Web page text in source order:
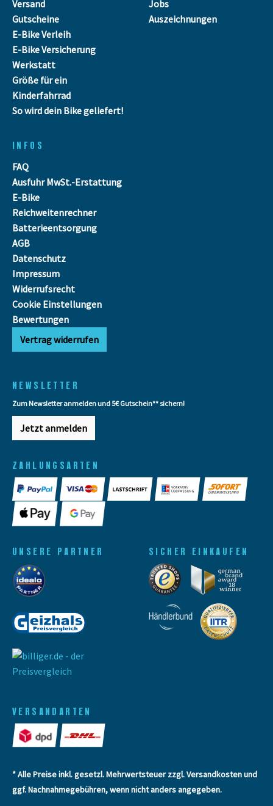
Versand
Gutscheine
E-Bike Verleih
E-Bike Versicherung
Werkstatt
Größe für ein
Kinderfahrrad
So wird dein Bike geliefert!
Jobs
Auszeichnungen
INFOS
FAQ
Ausfuhr MwSt.-Erstattung
E-Bike
Reichweitenrechner
Batterieentsorgung
AGB
Datenschutz
Impressum
Widerrufsrecht
Cookie Einstellungen
Bewertungen
Vertrag widerrufen
NEWSLETTER
Zum Newsletter anmelden und 5€ Gutschein** sichern!
Jetzt anmelden
ZAHLUNGSARTEN
VERSANDARTEN
UNSERE PARTNER SICHER EINKAUFEN
* Alle Preise inkl. gesetzl. Mehrwertsteuer zzgl.Versandkostenund
ggf. Nachnahmegebühren, wenn nicht anders angegeben.